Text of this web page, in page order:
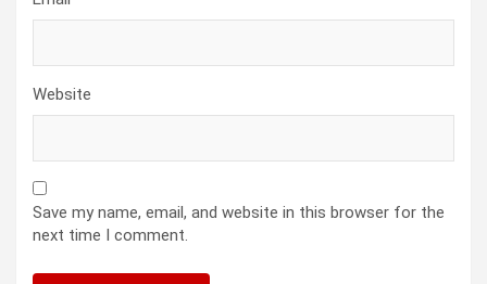
Website
Save my name, email, and website in this browser for the
next time I comment.